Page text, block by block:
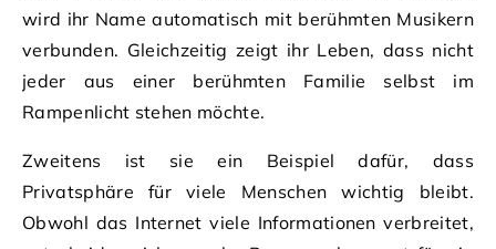
wird ihr Name automatisch mit berühmten Musikern
verbunden. Gleichzeitig zeigt ihr Leben, dass nicht
jeder aus einer berühmten Familie selbst im
Rampenlicht stehen möchte.
Zweitens ist sie ein Beispiel dafür, dass
Privatsphäre für viele Menschen wichtig bleibt.
Obwohl das Internet viele Informationen verbreitet,